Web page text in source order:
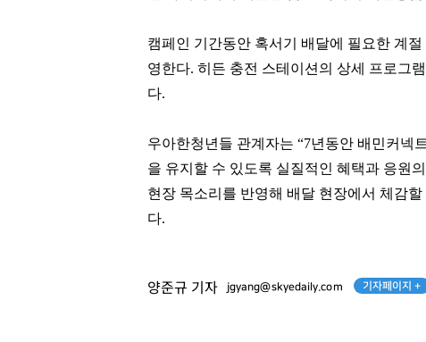
캠페인 기간동안 혹서기 배달에 필요한 계
영한다. 히든 충전 스테이션의 상세 프로그
다.
우아한청년들 관계자는 “7년동안 배민커넥
을 유지할 수 있도록 실질적인 혜택과 응원
현장 목소리를 반영해 배달 현장에서 체감
다.
양준규 기자 jgyang@skyedaily.com 기자페이지 +